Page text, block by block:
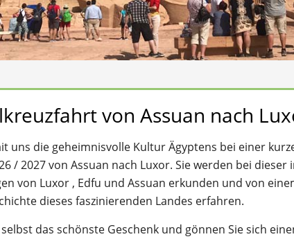
von Assuan nach
uns die geheimnisvolle Kultur Ägyptens bei einer
/ 2027 von Assuan nach Luxor. Sie werden bei
von Luxor , Edfu und Assuan erkunden und von
dieses faszinierenden Landes erfahren.
selbst das schönste Geschenk und gönnen Sie sich